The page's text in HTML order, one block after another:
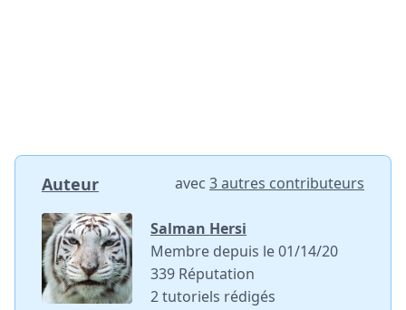
Auteur avec 3 autres contributeurs
Salman Hersi
Membre depuis le 01/14/20
339 Réputation
2 tutoriels rédigés